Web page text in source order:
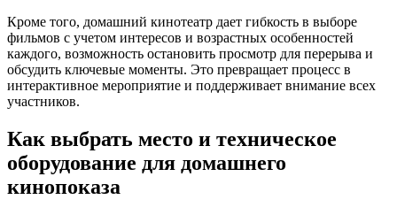
Кроме того, домашний кинотеатр дает гибкость в выборе
фильмов с учетом интересов и возрастных особенностей
каждого, возможность остановить просмотр для перерыва и
обсудить ключевые моменты. Это превращает процесс в
интерактивное мероприятие и поддерживает внимание всех
участников.
Как выбрать место и техническое
оборудование для домашнего
кинопоказа